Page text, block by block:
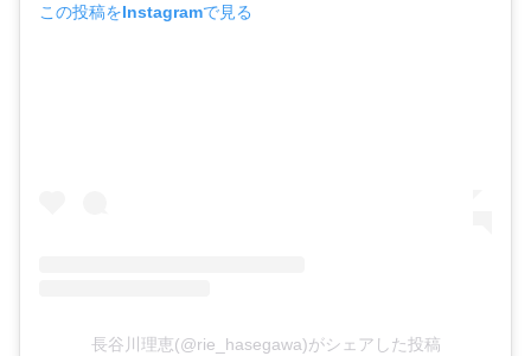
この投稿をInstagramで見る
長谷川理恵(@rie_hasegawa)がシェアした投稿